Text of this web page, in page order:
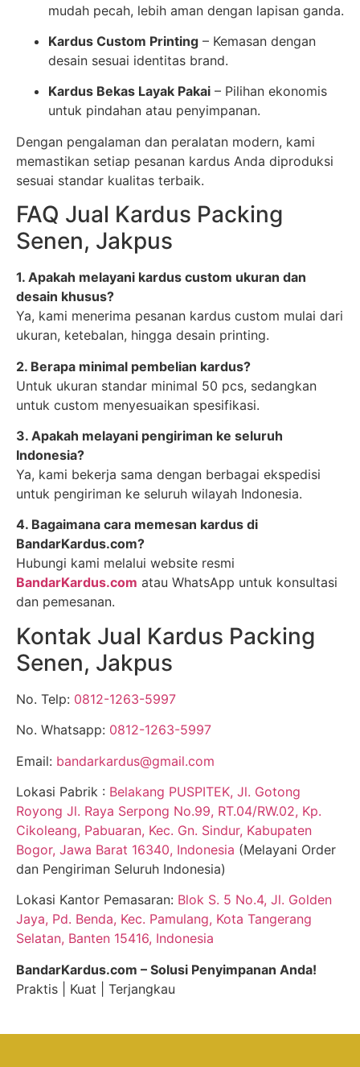
mudah pecah, lebih aman dengan lapisan ganda.
Kardus Custom Printing – Kemasan dengan
desain sesuai identitas brand.
Kardus Bekas Layak Pakai – Pilihan ekonomis
untuk pindahan atau penyimpanan.
Dengan pengalaman dan peralatan modern, kami
memastikan setiap pesanan kardus Anda diproduksi
sesuai standar kualitas terbaik.
FAQ Jual Kardus Packing
Senen, Jakpus
1. Apakah melayani kardus custom ukuran dan
desain khusus?
Ya, kami menerima pesanan kardus custom mulai dari
ukuran, ketebalan, hingga desain printing.
2. Berapa minimal pembelian kardus?
Untuk ukuran standar minimal 50 pcs, sedangkan
untuk custom menyesuaikan spesifikasi.
3. Apakah melayani pengiriman ke seluruh
Indonesia?
Ya, kami bekerja sama dengan berbagai ekspedisi
untuk pengiriman ke seluruh wilayah Indonesia.
4. Bagaimana cara memesan kardus di
BandarKardus.com?
Hubungi kami melalui website resmi
BandarKardus.com atau WhatsApp untuk konsultasi
dan pemesanan.
Kontak Jual Kardus Packing
Senen, Jakpus
No. Telp: 0812-1263-5997
No. Whatsapp: 0812-1263-5997
Email: bandarkardus@gmail.com
Lokasi Pabrik : Belakang PUSPITEK, Jl. Gotong
Royong Jl. Raya Serpong No.99, RT.04/RW.02, Kp.
Cikoleang, Pabuaran, Kec. Gn. Sindur, Kabupaten
Bogor, Jawa Barat 16340, Indonesia (Melayani Order
dan Pengiriman Seluruh Indonesia)
Lokasi Kantor Pemasaran: Blok S. 5 No.4, Jl. Golden
Jaya, Pd. Benda, Kec. Pamulang, Kota Tangerang
Selatan, Banten 15416, Indonesia
BandarKardus.com – Solusi Penyimpanan Anda!
Praktis | Kuat | Terjangkau